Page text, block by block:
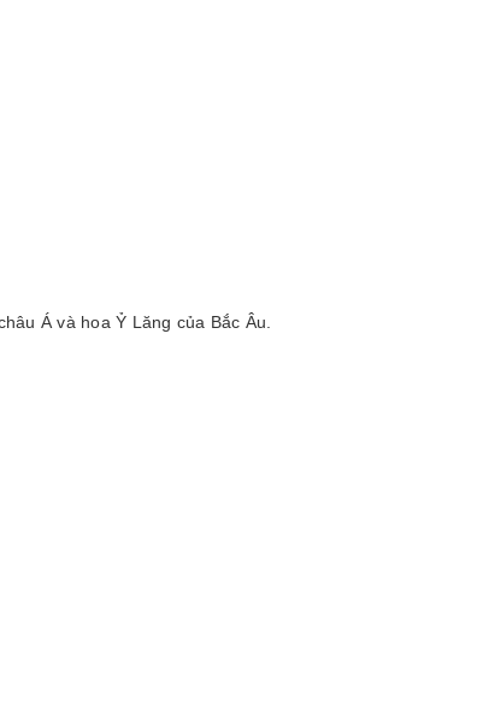
Á và hoa Ỷ Lăng của Bắc Âu.